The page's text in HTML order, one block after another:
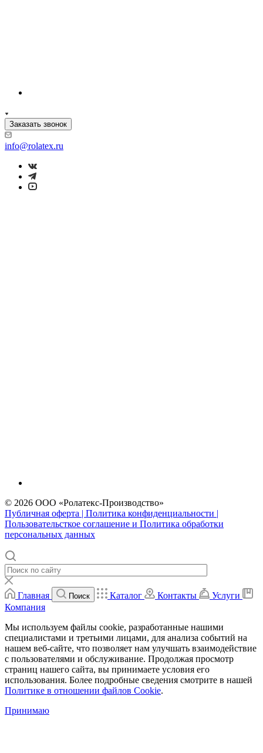
Заказать звонок
info@rolatex.ru
© 2026 ООО «Ролатекс-Производство»
Публичная оферта | Политика конфиденциальности |
Пользовательсткое соглашение и Политика обработки
персональных данных
Главная Поиск Каталог Контакты
Услуги
Компания
Мы используем файлы cookie, разработанные нашими
специалистами и третьими лицами, для анализа событий на
нашем веб-сайте, что позволяет нам улучшать взаимодействие
с пользователями и обслуживание. Продолжая просмотр
страниц нашего сайта, вы принимаете условия его
использования. Более подробные сведения смотрите в нашей
Политике в отношении файлов Cookie.
Принимаю